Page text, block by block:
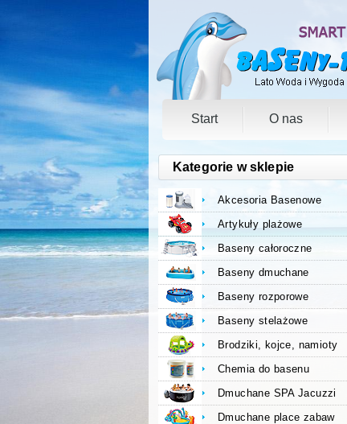
Start O nas
Kategorie w sklepie
Akcesoria Basenowe
Artykuły plażowe
Baseny całoroczne
Baseny dmuchane
Baseny rozporowe
Baseny stelażowe
Brodziki, kojce, namioty
Chemia do basenu
Dmuchane SPA Jacuzzi
Dmuchane place zabaw